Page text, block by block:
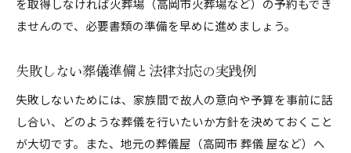
を取得しなければ火葬場（高岡市火葬場など）の予約もでき
ませんので、必要書類の準備を早めに進めましょう。
失敗しない葬儀準備と法律対応の実践例
失敗しないためには、家族間で故人の意向や予算を事前に話
し合い、どのような葬儀を行いたいか方針を決めておくこと
が大切です。また、地元の葬儀屋（高岡市 葬儀 屋など）へ